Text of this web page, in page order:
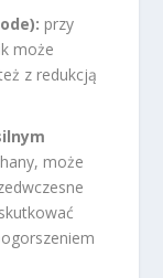
przy
może
z redukcją
może